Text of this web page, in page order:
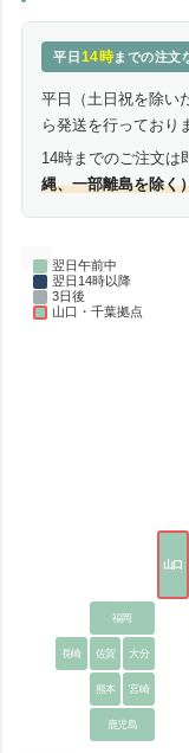
平日 14時までの注文
平日（土日祝を除い
ら発送を行っており
14時までのご注文は
縄、一部離島を除く
翌日午前中
翌日14時以降
3日後
山口・千葉拠点
山口
福岡
長崎 佐賀
大分
熊本
宮崎
鹿児島